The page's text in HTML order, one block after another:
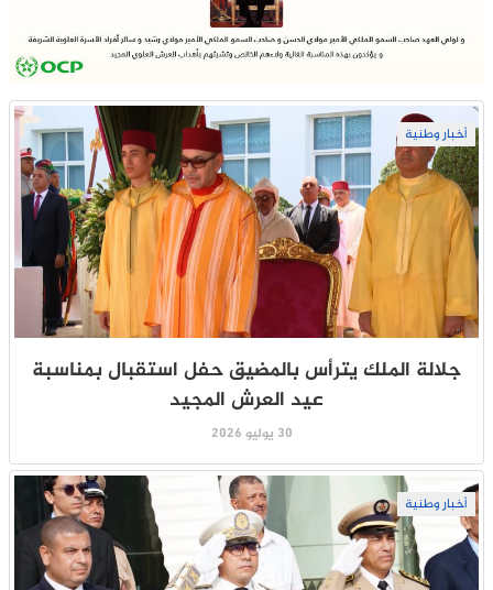
أخبار وطنية
جلالة الملك يترأس بالمضيق حفل استقبال بمناسبة
عيد العرش المجيد
30 يوليو 2026
أخبار وطنية